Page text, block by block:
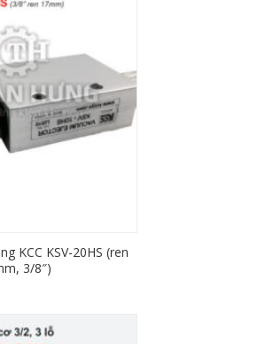
KCC KSV-20HS (ren
3/8″)